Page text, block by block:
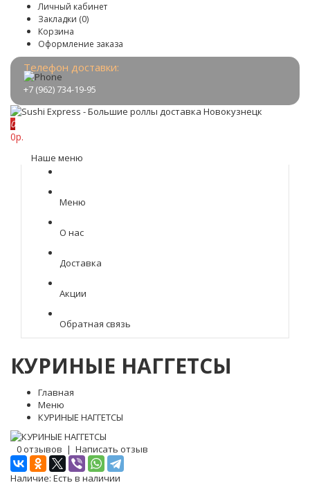
Личный кабинет
Закладки (0)
Корзина
Оформление заказа
Телефон доставки:
+7 (962) 734-19-95
0
0р.
Наше меню
Меню
О нас
Доставка
Акции
Обратная связь
КУРИНЫЕ НАГГЕТСЫ
Главная
Меню
КУРИНЫЕ НАГГЕТСЫ
0 отзывов | Написать отзыв
Наличие: Есть в наличии